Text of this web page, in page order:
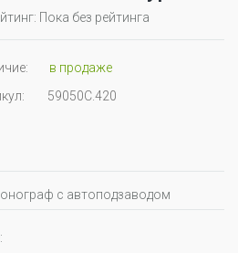
Пока без рейтинга
в продаже
59050С.420
с автоподзаводом